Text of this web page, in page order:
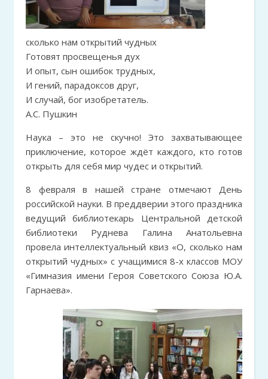
сколько нам открытий чудных
Готовят просвещенья дух
И опыт, сын ошибок трудных,
И гений, парадоксов друг,
И случай, бог изобретатель.
А.С. Пушкин
Наука – это не скучно! Это захватывающее
приключение, которое ждёт каждого, кто готов
открыть для себя мир чудес и открытий.
8 февраля в нашей стране отмечают День
российской науки. В преддверии этого праздника
ведущий библиотекарь Центральной детской
библиотеки Руднева Галина Анатольевна
провела интеллектуальный квиз «О, сколько нам
открытий чудных» с учащимися 8-х классов МОУ
«Гимназия имени Героя Советского Союза Ю.А.
Гарнаева».